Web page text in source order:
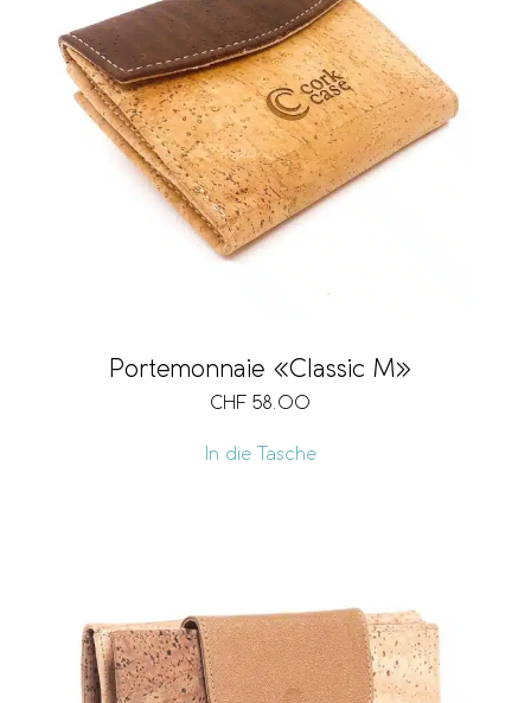
Portemonnaie «Classic M»
CHF 58.00
In die Tasche